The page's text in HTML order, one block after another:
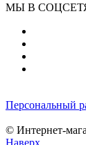
МЫ В
Персональный
© Интернет-
Наверх